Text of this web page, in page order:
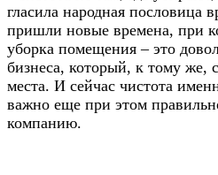
гласила народная
пришли новые времена, при
уборка помещения – это
бизнеса, который, к тому же,
места. И сейчас чистота
важно еще при этом
компанию.